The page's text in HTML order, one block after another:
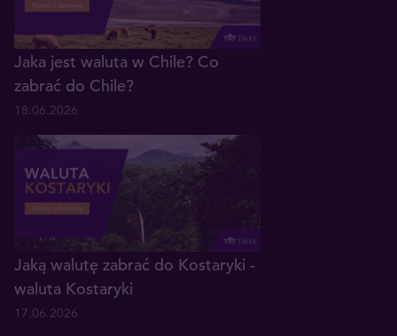
Jaka jest waluta w Chile? Co
zabrać do Chile?
18.06.2026
Jaką walutę zabrać do Kostaryki -
waluta Kostaryki
17.06.2026